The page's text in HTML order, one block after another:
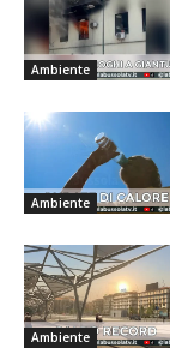
Ambiente
Ambiente
Ambiente